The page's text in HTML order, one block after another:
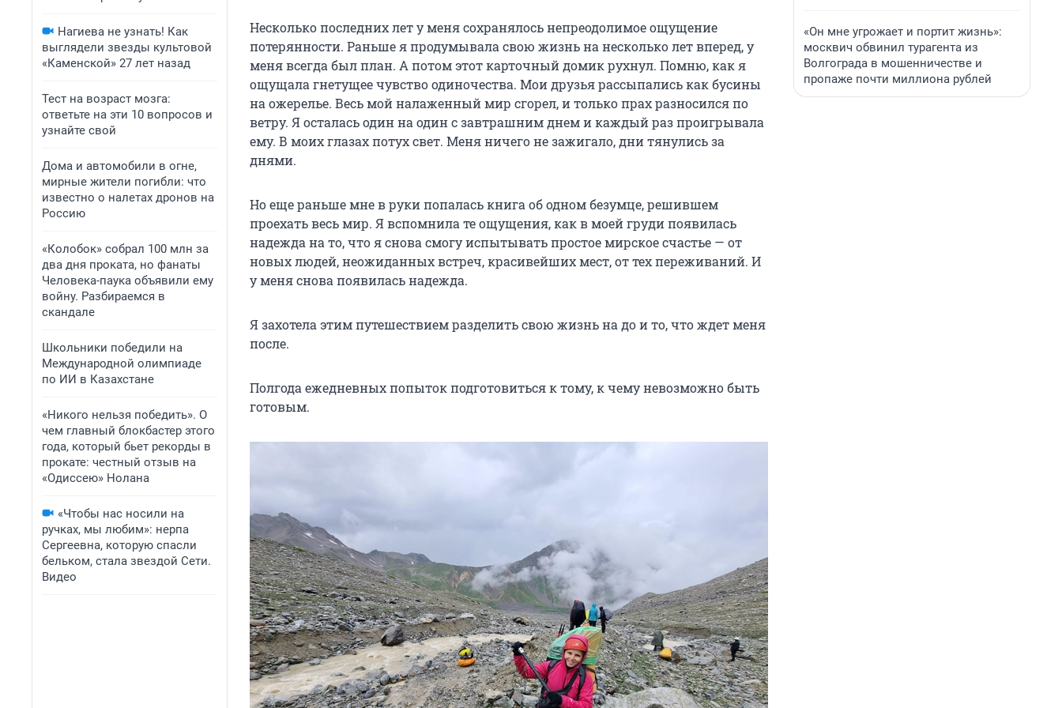
Нагиева не узнать! Как
выглядели звезды культовой
«Каменской» 27 лет назад
Тест на возраст мозга:
ответьте на эти 10 вопросов и
узнайте свой
Дома и автомобили в огне,
мирные жители погибли: что
известно о налетах дронов на
Россию
«Колобок» собрал 100 млн за
два дня проката, но фанаты
Человека-паука объявили ему
войну. Разбираемся в
скандале
Школьники победили на
Международной олимпиаде
по ИИ в Казахстане
«Никого нельзя победить». О
чем главный блокбастер этого
года, который бьет рекорды в
прокате: честный отзыв на
«Одиссею» Нолана
«Чтобы нас носили на
ручках, мы любим»: нерпа
Сергеевна, которую спасли
бельком, стала звездой Сети.
Видео
Несколько последних лет у меня сохранялось непреодолимое ощущение
потерянности. Раньше я продумывала свою жизнь на несколько лет вперед, у
меня всегда был план. А потом этот карточный домик рухнул. Помню, как я
ощущала гнетущее чувство одиночества. Мои друзья рассыпались как бусины
на ожерелье. Весь мой налаженный мир сгорел, и только прах разносился по
ветру. Я осталась один на один с завтрашним днем и каждый раз проигрывала
ему. В моих глазах потух свет. Меня ничего не зажигало, дни тянулись за
днями.
Но еще раньше мне в руки попалась книга об одном безумце, решившем
проехать весь мир. Я вспомнила те ощущения, как в моей груди появилась
надежда на то, что я снова смогу испытывать простое мирское счастье — от
новых людей, неожиданных встреч, красивейших мест, от тех переживаний. И
у меня снова появилась надежда.
Я захотела этим путешествием разделить свою жизнь на до и то, что ждет меня
после.
Полгода ежедневных попыток подготовиться к тому, к чему невозможно быть
готовым.
«Он мне угрожает и портит жизнь»:
москвич обвинил турагента из
Волгограда в мошенничестве и
пропаже почти миллиона рублей